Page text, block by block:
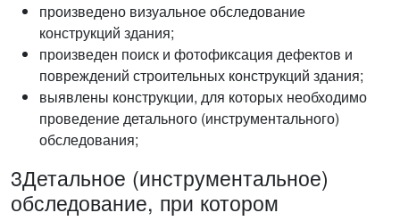
произведено визуальное обследование
конструкций здания;
произведен поиск и фотофиксация дефектов и
повреждений строительных конструкций здания;
выявлены конструкции, для которых необходимо
проведение детального (инструментального)
обследования;
3Детальное (инструментальное)
обследование, при котором